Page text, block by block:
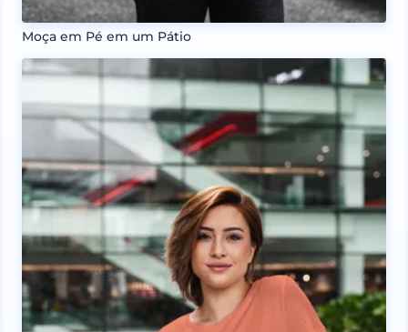
Moça em Pé em um Pátio